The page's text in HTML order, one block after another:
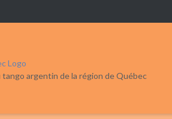
tango argentin de la région de Québec